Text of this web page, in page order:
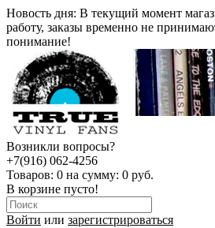
Новость дня: В текущий момент
работу, заказы временно не
понимание!
Возникли вопросы?
+7(916) 062-4256
Товаров: 0 на сумму: 0 руб.
В корзине пусто!
Войти или зарегистрироваться